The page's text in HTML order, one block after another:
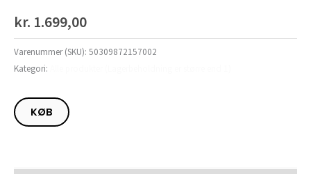
kr. 1.699,00
Varenummer (SKU): 50309872157002
Kategori:
KØB